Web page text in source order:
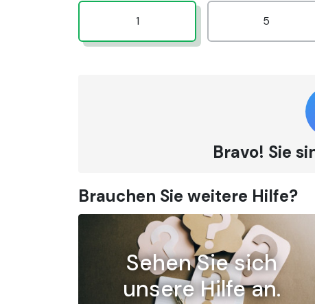
1 5
Bravo! Sie
Brauchen Sie weitere Hilfe?
Sehen Sie sich
unsere Hilfe an.